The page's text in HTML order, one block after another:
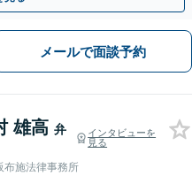
メールで面談予約
雄高 弁
インタビューを
見る
布施法律事務所